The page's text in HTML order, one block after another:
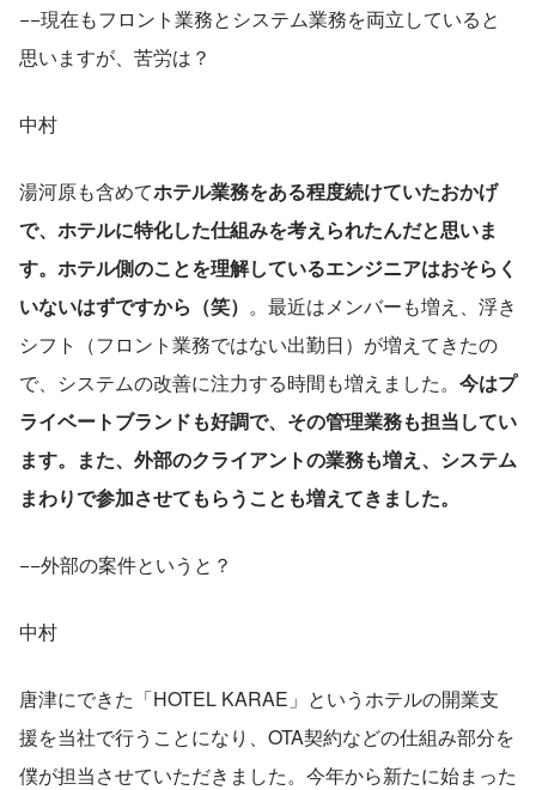
−−現在もフロント業務とシステム業務を両立していると
思いますが、苦労は？
中村
湯河原も含めてホテル業務をある程度続けていたおかげ
で、ホテルに特化した仕組みを考えられたんだと思いま
す。ホテル側のことを理解しているエンジニアはおそらく
いないはずですから（笑） 。最近はメンバーも増え、浮き
シフト（フロント業務ではない出勤日）が増えてきたの
で、システムの改善に注力する時間も増えました。 今はプ
ライベートブランドも好調で、その管理業務も担当してい
ます。また、外部のクライアントの業務も増え、システム
まわりで参加させてもらうことも増えてきました。
−−外部の案件というと？
中村
唐津にできた「HOTEL KARAE」というホテルの開業支
援を当社で行うことになり、OTA契約などの仕組み部分を
僕が担当させていただきました。今年から新たに始まった